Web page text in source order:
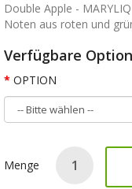
Double Apple -
Noten aus roten und
Verfügbare
OPTION
Menge